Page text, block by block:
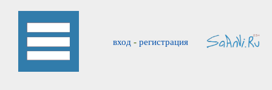
вход - регистрация